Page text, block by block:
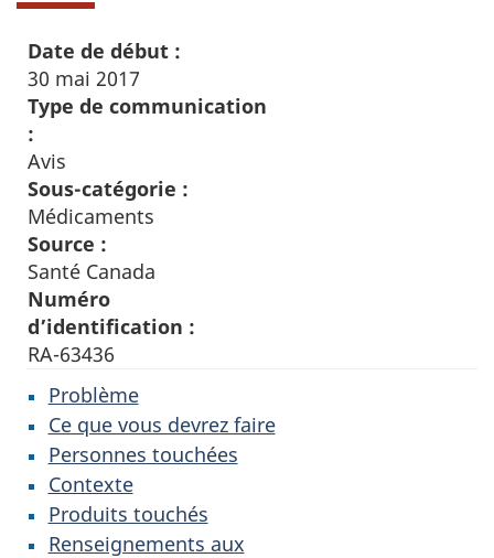
Date de début :
30 mai 2017
Type de communication
:
Avis
Sous-catégorie :
Médicaments
Source :
Santé Canada
Numéro
d’identification :
RA-63436
Problème
Ce que vous devrez faire
Personnes touchées
Contexte
Produits touchés
Renseignements aux